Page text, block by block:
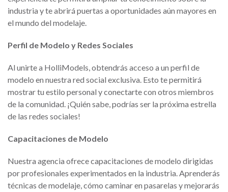
industria y te abrirá puertas a oportunidades aún mayores en
el mundo del modelaje.
Perfil de Modelo y Redes Sociales
Al unirte a HolliModels, obtendrás acceso a un perfil de
modelo en nuestra red social exclusiva. Esto te permitirá
mostrar tu estilo personal y conectarte con otros miembros
de la comunidad. ¡Quién sabe, podrías ser la próxima estrella
de las redes sociales!
Capacitaciones de Modelo
Nuestra agencia ofrece capacitaciones de modelo dirigidas
por profesionales experimentados en la industria. Aprenderás
técnicas de modelaje, cómo caminar en pasarelas y mejorarás